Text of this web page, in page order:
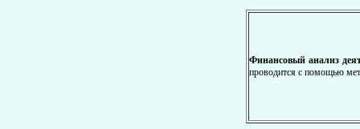
Финансовый анализ
проводится с помощью